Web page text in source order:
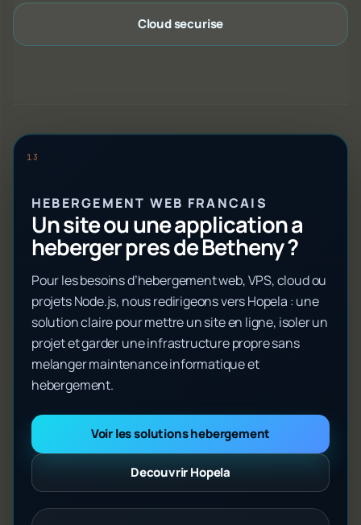
Cloud securise
HEBERGEMENT WEB FRANCAIS
Un site ou une application a
heberger pres de Betheny ?
Pour les besoins d’hebergement web, VPS, cloud ou
projets Node.js, nous redirigeons vers Hopela : une
solution claire pour mettre un site en ligne, isoler un
projet et garder une infrastructure propre sans
melanger maintenance informatique et
hebergement.
Voir les solutions hebergement
Decouvrir Hopela